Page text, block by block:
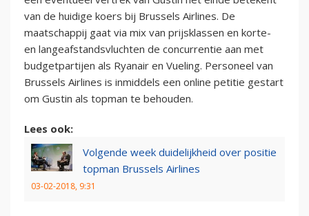
van de huidige koers bij Brussels Airlines. De
maatschappij gaat via mix van prijsklassen en korte-
en langeafstandsvluchten de concurrentie aan met
budgetpartijen als Ryanair en Vueling. Personeel van
Brussels Airlines is inmiddels een online petitie gestart
om Gustin als topman te behouden.
Lees ook:
Volgende week duidelijkheid over positie
topman Brussels Airlines
03-02-2018, 9:31